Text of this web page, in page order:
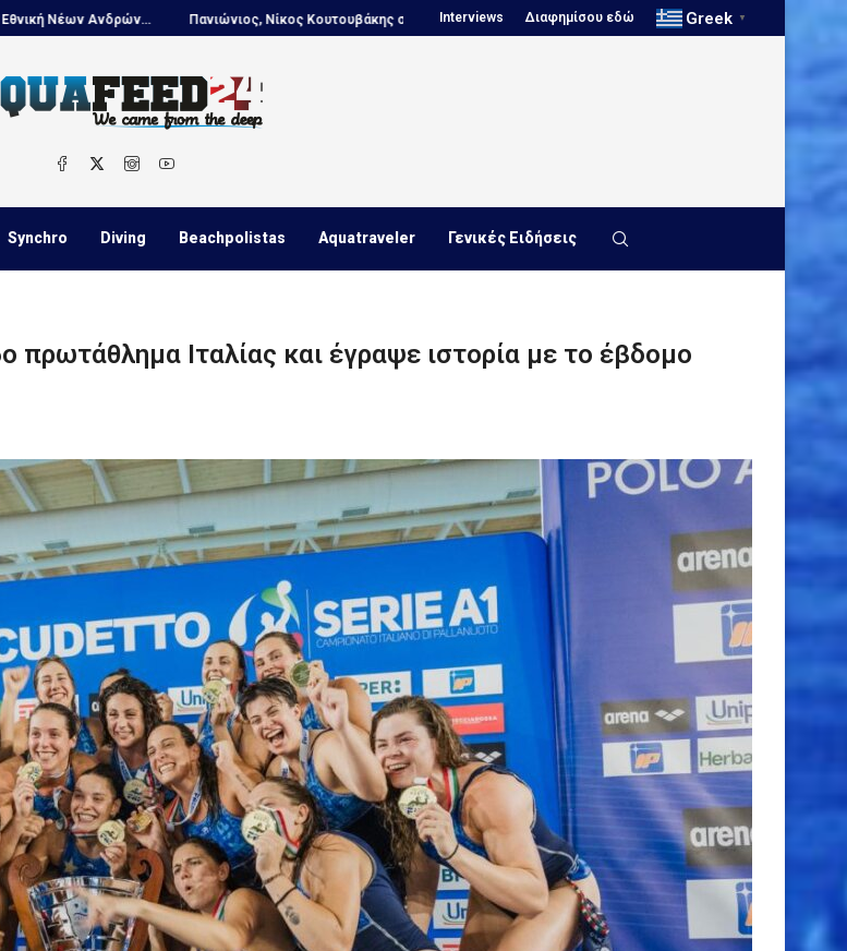
Νίκος Κουτουβάκης στο... Πόλο, Ευρωπαϊκό Πρωτάθλημα Νέων... Πόλο, Παγκόσμιο Πρωτάθλημα Παίδων...
Interviews Διαφημίσου εδώ Greek ▼
Synchro Diving Beachpolistas Aquatraveler Γενικές Ειδήσεις
Ιταλίας και έγραψε ιστορία με το έβδομο